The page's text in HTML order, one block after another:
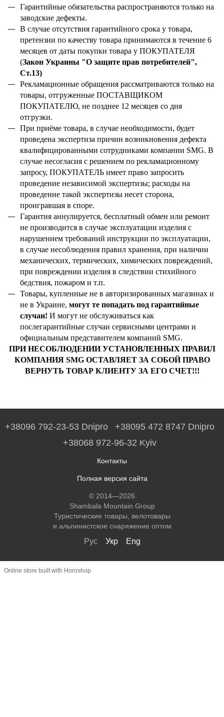
Гарантийные обязательства распространяются только на
заводские дефекты.
В случае отсутствия гарантийного срока у товара,
претензии по качеству товара принимаются в течение 6
месяцев от даты покупки товара у ПОКУПАТЕЛЯ
(Закон Украины "О защите прав потребителей",
Ст.13)
Рекламационные обращения рассматриваются только на
товары, отгруженные ПОСТАВЩИКОМ
ПОКУПАТЕЛЮ, не позднее 12 месяцев со дня
отгрузки.
При приёме товара, в случае необходимости, будет
проведена экспертиза причин возникновения дефекта
квалифицированными сотрудниками компании SMG. В
случае несогласия с решением по рекламационному
запросу, ПОКУПАТЕЛЬ имеет право запросить
проведение независимой экспертизы; расходы на
проведение такой экспертизы несет сторона,
проигравшая в споре.
Гарантия аннулируется, бесплатный обмен или ремонт
не производится в случае эксплуатации изделия с
нарушением требований инструкции по эксплуатации,
в случае несоблюдения правил хранения, при наличии
механических, термических, химических повреждений,
при повреждении изделия в следствии стихийного
бедствия, пожаром и т.п.
Товары, купленные не в авторизированных магазинах и
не в Украине, могут те попадать под гарантийные
случаи! И могут не обслуживаться как
послегарантийные случаи сервисными центрами и
официальным представителем компаний SMG.
ПРИ НЕСОБЛЮДЕНИИ УСТАНОВЛЕННЫХ ПРАВИЛ
КОМПАНИЯ SMGОСТАВЛЯЕТ ЗА СОБОЙ ПРАВО
ВЕРНУТЬ ТОВАР КЛИЕНТУ ЗА ЕГО СЧЕТ!!!
+38096 792-23-53 Dnipro
+38095 472 8747 Dnipro
+38068 972-96-32 Kyiv
Контакты
Полная версия сайта
© 2014—2026
Shambala Mountain Group
Туристические товары, велотовары
и альпинистское снаряжение оптом
Рус Укр Eng
Online store built with Horoshop